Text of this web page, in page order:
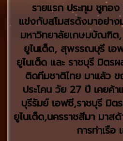
รายแรก ประทุม ชูทอง
แข่งกับสโมสรดังมาอย่าง
มหาวิทยาลัยเกษมบัณฑิต
ยูไนเต็ด, สุพรรณบุรี เอ
ยูไนเต็ด และ ราชบุรี มิตร
ติดทีมชาติไทย มาแล้ว
ประโคน วัย 27 ปี เคยค้
บุรีรัมย์ เอฟซี,ราชบุรี มิต
ยูไนเต็ด,นครราชสีมา มาส
การท่าเรือ